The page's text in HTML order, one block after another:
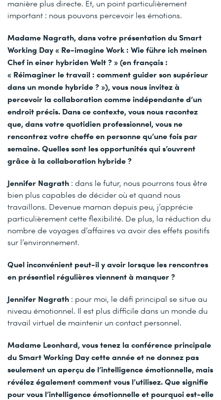
manière plus directe. Et, un point particulièrement
important : nous pouvons percevoir les émotions.
Madame Nagrath, dans votre présentation du Smart
Working Day « Re-imagine Work : Wie führe ich meinen
Chef in einer hybriden Welt ? » (en français :
« Réimaginer le travail : comment guider son supérieur
dans un monde hybride ? »), vous nous invitez à
percevoir la collaboration comme indépendante d’un
endroit précis. Dans ce contexte, vous nous racontez
que, dans votre quotidien professionnel, vous ne
rencontrez votre cheffe en personne qu’une fois par
semaine. Quelles sont les opportunités qui s’ouvrent
grâce à la collaboration hybride ?
Jennifer Nagrath : dans le futur, nous pourrons tous être
bien plus capables de décider où et quand nous
travaillons. Devenue maman depuis peu, j’apprécie
particulièrement cette flexibilité. De plus, la réduction du
nombre de voyages d’affaires va avoir des effets positifs
sur l’environnement.
Quel inconvénient peut-il y avoir lorsque les rencontres
en présentiel régulières viennent à manquer ?
Jennifer Nagrath : pour moi, le défi principal se situe au
niveau émotionnel. Il est plus difficile dans un monde du
travail virtuel de maintenir un contact personnel.
Madame Leonhard, vous tenez la conférence principale
du Smart Working Day cette année et ne donnez pas
seulement un aperçu de l’intelligence émotionnelle, mais
révélez également comment vous l’utilisez. Que signifie
pour vous l’intelligence émotionnelle et pourquoi est-elle